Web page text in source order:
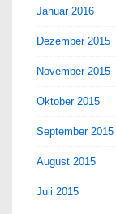
Januar 2016
Dezember 2015
November 2015
Oktober 2015
September 2015
August 2015
Juli 2015